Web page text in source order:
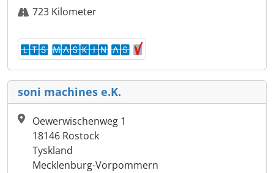
723 Kilometer
soni machines e.K.
Oewerwischenweg 1
18146 Rostock
Tyskland
Mecklenburg-Vorpommern